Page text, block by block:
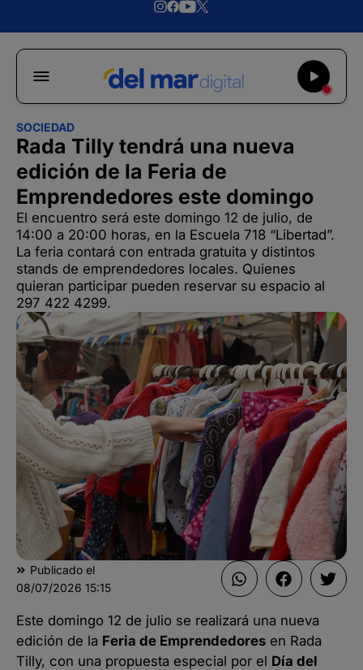
SOCIEDAD
Rada Tilly tendrá una nueva
edición de la Feria de
Emprendedores este domingo
El encuentro será este domingo 12 de julio, de
14:00 a 20:00 horas, en la Escuela 718 “Libertad”.
La feria contará con entrada gratuita y distintos
stands de emprendedores locales. Quienes
quieran participar pueden reservar su espacio al
297 422 4299.
Publicado el
08/07/2026 15:15
Este domingo 12 de julio se realizará una nueva
edición de la Feria de Emprendedores en Rada
Tilly, con una propuesta especial por el Día del